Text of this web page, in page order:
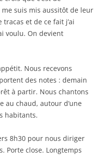
suis mis aussitôt de leur
et de ce fait j’ai
voulu. On devient
Nous recevons
des notes : demain
à partir. Nous chantons
au chaud, autour d’une
habitants.
8h30 pour nous diriger
Porte close. Longtemps